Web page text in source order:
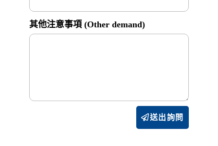
其他注意事項 (Other demand)
送出詢問